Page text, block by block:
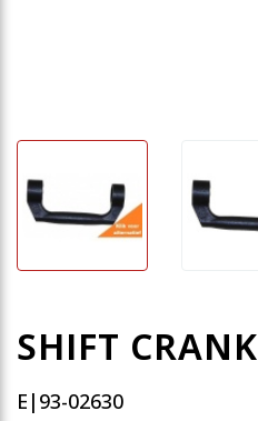
SHIFT CRANK
E|93-02630